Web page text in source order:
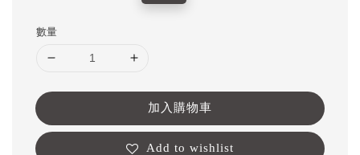
數量
加入購物車
Add to wishlist